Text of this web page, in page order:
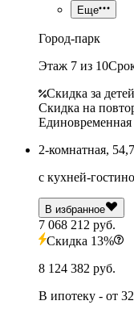
Еще
Город-парк
Этаж 7 из 10
Скидка за детей
Скидка на
Единовременная
2-комнатная,
с кухней-
В избранное
7 068 212 руб.
Скидка 13%
8 124 382 руб.
В ипотеку - от